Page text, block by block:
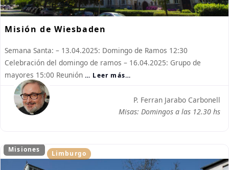
Misión de Wiesbaden
Semana Santa: – 13.04.2025: Domingo de Ramos 12:30
Celebración del domingo de ramos – 16.04.2025: Grupo de
mayores 15:00 Reunión … Leer más…
P. Ferran Jarabo Carbonell
Misas: Domingos a las 12.30 hs
Misiones Limburgo